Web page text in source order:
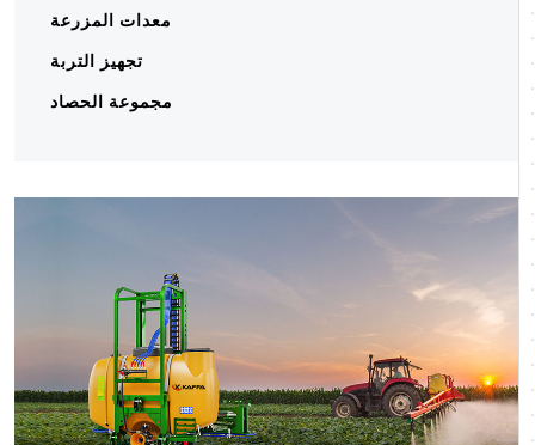
معدات المزرعة
تجهيز التربة
مجموعة الحصاد